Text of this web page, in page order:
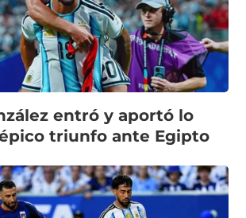
entró y aportó lo
triunfo ante Egipto